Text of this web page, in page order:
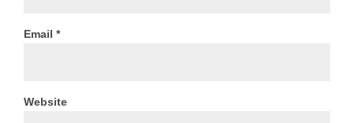
Email *
Website